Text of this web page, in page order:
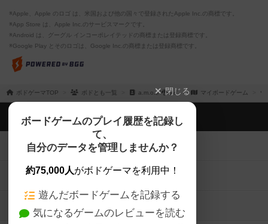
※Apple、Apple のロゴ は、米国および他の国々で登録されたApple Inc.の商標です。
※App Store は、Apple Inc.のサービスマークです。
※Android は、グーグル インコーポレイテッドの商標または登録商標です。
※Google Play とそのロゴは、Google Inc.の商標または登録商標です。
ボドゲーマTOP ボドとも一覧 a.m.o.🌌🐉💫☄️ マイボードゲーム
閉じる
ボードゲームのプレイ履歴を記録し
て、
自分のデータを管理しませんか？
約75,000人がボドゲーマを利用中！
遊んだボードゲームを記録する
気になるゲームのレビューを読む
ボドゲーマTOP
ボードゲームを検索する
ボードゲームの新着レビュー
ボードゲーム会情報